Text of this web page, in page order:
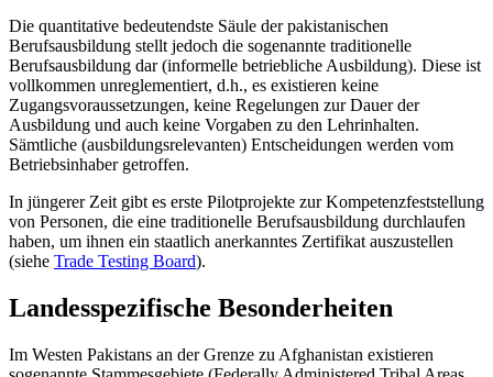
Die quantitative bedeutendste Säule der pakistanischen
Berufsausbildung stellt jedoch die sogenannte traditionelle
Berufsausbildung dar (informelle betriebliche Ausbildung). Diese ist
vollkommen unreglementiert, d.h., es existieren keine
Zugangsvoraussetzungen, keine Regelungen zur Dauer der
Ausbildung und auch keine Vorgaben zu den Lehrinhalten.
Sämtliche (ausbildungsrelevanten) Entscheidungen werden vom
Betriebsinhaber getroffen.
In jüngerer Zeit gibt es erste Pilotprojekte zur Kompetenzfeststellung
von Personen, die eine traditionelle Berufsausbildung durchlaufen
haben, um ihnen ein staatlich anerkanntes Zertifikat auszustellen
(siehe Trade Testing Board).
Landesspezifische Besonderheiten
Im Westen Pakistans an der Grenze zu Afghanistan existieren